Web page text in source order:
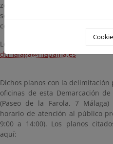
zona de dominio público
servidumbre de protección, y
considere oportunas.
Los comentarios y alegaciones
dcmalaga@mapama.es
Dichos planos con la
oficinas de esta Demarcación
(Paseo de la Farola, 7
horario de atención al público
9:00 a 14:00). Los planos
aquí: